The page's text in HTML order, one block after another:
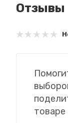
Отзывы
товаре